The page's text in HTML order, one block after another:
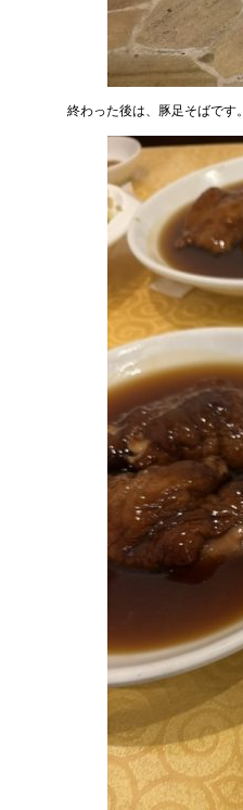
終わった後は、豚足そばです。